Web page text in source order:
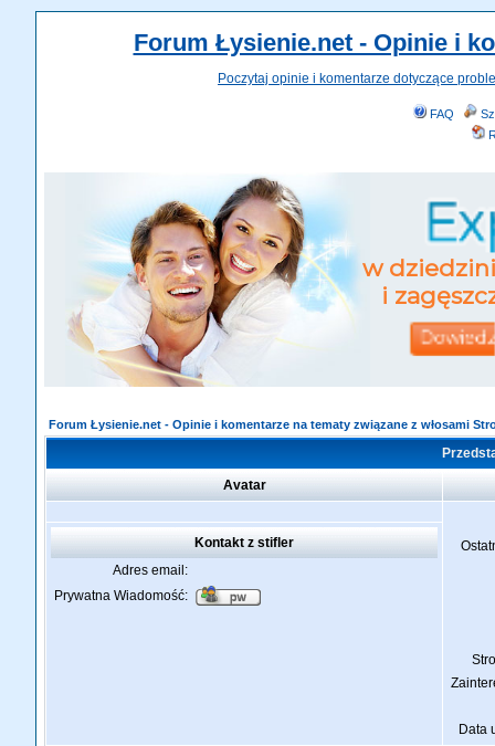
Forum Łysienie.net - Opinie i
Poczytaj opinie i komentarze dotyczące
FAQ
Forum Łysienie.net - Opinie i komentarze na tematy związane z włosami
Avatar
Data
Kontakt z stifler
Adres email:
Prywatna Wiadomość: